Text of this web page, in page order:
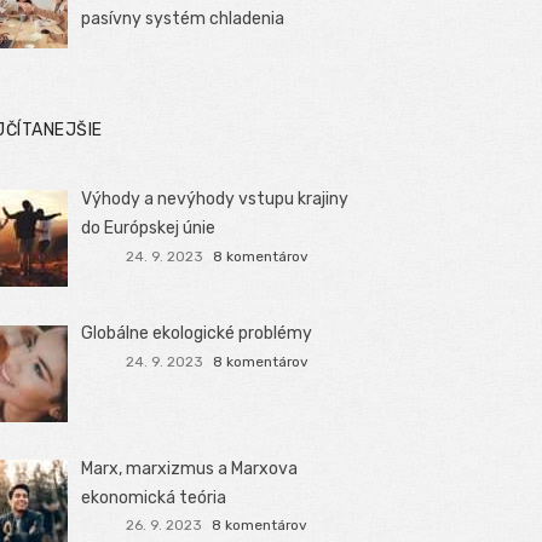
pasívny systém chladenia
Výhody a nevýhody vstupu krajiny
do Európskej únie
24. 9. 2023 8 komentárov
Globálne ekologické problémy
24. 9. 2023 8 komentárov
Marx, marxizmus a Marxova
ekonomická teória
26. 9. 2023 8 komentárov